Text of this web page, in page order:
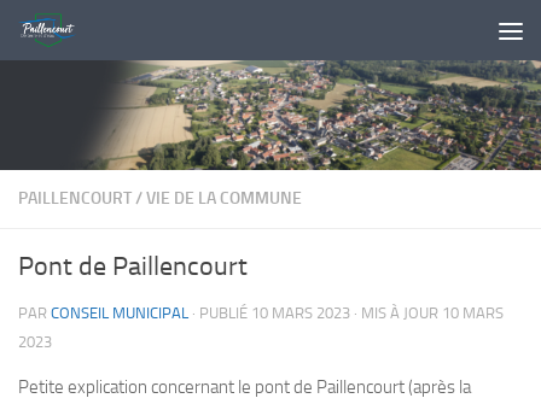
Skip to content
PAILLENCOURT/VIE DE LA COMMUNE
Pont de Paillencourt
PAR CONSEIL MUNICIPAL · PUBLIÉ 10 MARS 2023 · MIS À JOUR 10 MARS
2023
Petite explication concernant le pont de Paillencourt (après la